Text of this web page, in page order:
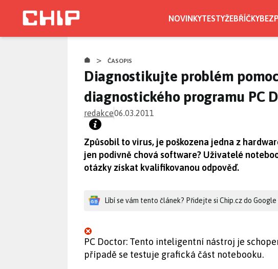
NOVINKYTESTYŽEBŘÍČKY
> ČASOPIS
Diagnostikujte problém
diagnostického programu PC
redakce06.03.2011
Způsobil to virus, je poškozena jedna z
jen podivně chová software? Uživatelé
otázky získat kvalifikovanou odpověď.
Líbí se vám tento článek? Přidejte si Chip.cz do Google
PC Doctor: Tento inteligentní nástroj je
případě se testuje grafická část notebooku.